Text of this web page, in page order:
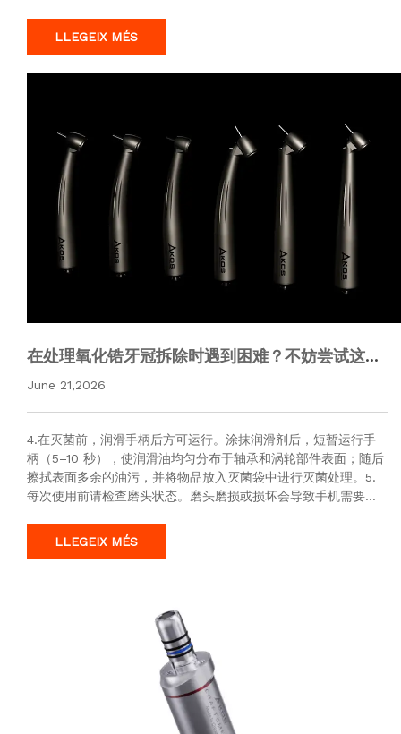
LLEGEIX MÉS
在处理氧化锆牙冠拆除时遇到困难？不妨尝试这款
高扭矩牙科高速手机——它将彻底改变您的操作体
June 21,2026
4.在灭菌前，润滑手柄后方可运行。涂抹润滑剂后，短暂运行手
柄（5–10 秒），使润滑油均匀分布于轴承和涡轮部件表面；随后
擦拭表面多余的油污，并将物品放入灭菌袋中进行灭菌处理。5.
每次使用前请检查磨头状态。磨头磨损或损坏会导致手机需要更
时，请选用专…
LLEGEIX MÉS